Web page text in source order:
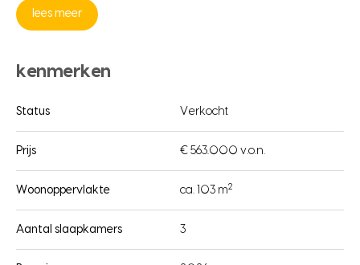
lees meer
kenmerken
Status Verkocht
Prijs € 563.000 v.o.n.
Woonoppervlakte ca. 103 m2
Aantal slaapkamers 3